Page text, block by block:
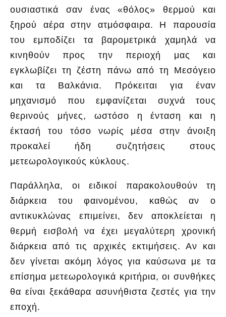
ουσιαστικά σαν ένας «θόλος» θερμού και
ξηρού αέρα στην ατμόσφαιρα. Η παρουσία
του εμποδίζει τα βαρομετρικά χαμηλά να
κινηθούν προς την περιοχή μας και
εγκλωβίζει τη ζέστη πάνω από τη Μεσόγειο
και τα Βαλκάνια. Πρόκειται για έναν
μηχανισμό που εμφανίζεται συχνά τους
θερινούς μήνες, ωστόσο η ένταση και η
έκτασή του τόσο νωρίς μέσα στην άνοιξη
προκαλεί ήδη συζητήσεις στους
μετεωρολογικούς κύκλους.
Παράλληλα, οι ειδικοί παρακολουθούν τη
διάρκεια του φαινομένου, καθώς αν ο
αντικυκλώνας επιμείνει, δεν αποκλείεται η
θερμή εισβολή να έχει μεγαλύτερη χρονική
διάρκεια από τις αρχικές εκτιμήσεις. Αν και
δεν γίνεται ακόμη λόγος για καύσωνα με τα
επίσημα μετεωρολογικά κριτήρια, οι συνθήκες
θα είναι ξεκάθαρα ασυνήθιστα ζεστές για την
εποχή.